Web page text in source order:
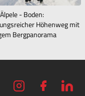
- Boden:
Höhenweg mit
Bergpanorama